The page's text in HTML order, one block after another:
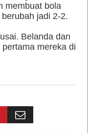
membuat bola
jadi 2-2.
Belanda dan
mereka di